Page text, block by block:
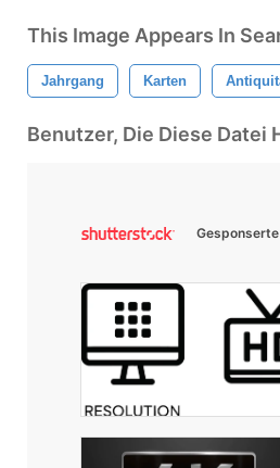
This Image Appears In
Jahrgang Karten
Benutzer, Die Diese Datei